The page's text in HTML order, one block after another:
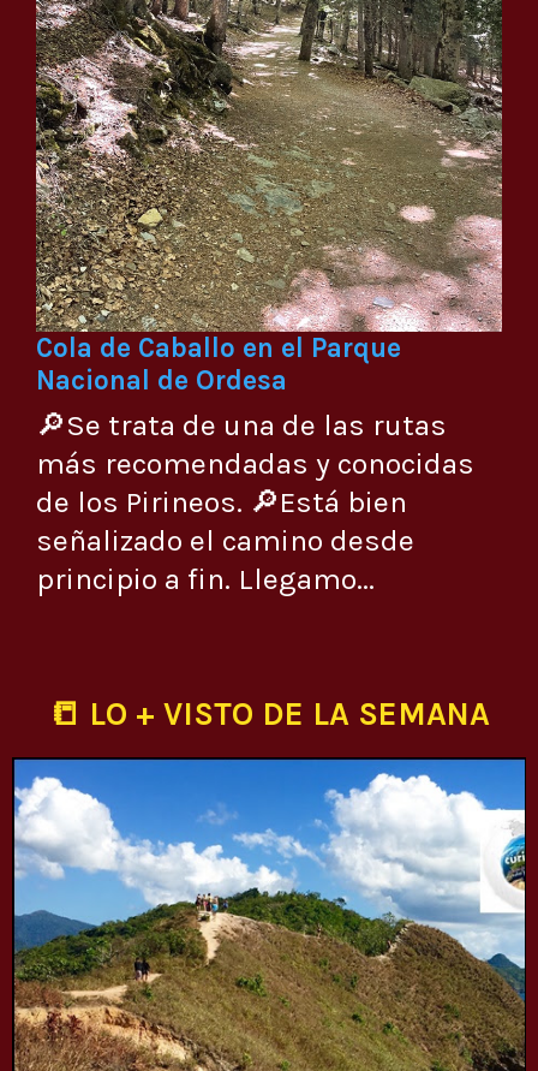
Cola de Caballo en el Parque
Nacional de Ordesa
🔎Se trata de una de las rutas
más recomendadas y conocidas
de los Pirineos. 🔎Está bien
señalizado el camino desde
principio a fin. Llegamo...
📒 LO + VISTO DE LA SEMANA